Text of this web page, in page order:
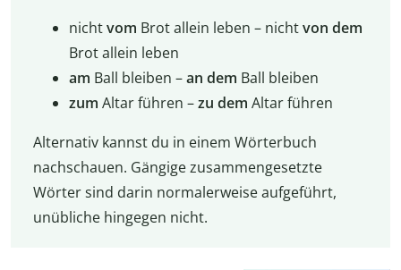
nichtvom Brot allein leben – nichtvon dem
Brot allein leben
am Ball bleiben –an dem Ball bleiben
zum Altar führen –zu dem Altar führen
Alternativ kannst du in einem Wörterbuch
nachschauen. Gängige zusammengesetzte
Wörter sind darin normalerweise aufgeführt,
unübliche hingegen nicht.